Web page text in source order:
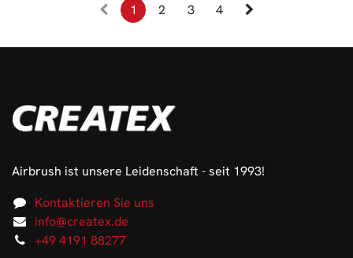
1 2 3 4
Airbrush ist unsere Leidenschaft - seit 1993!
Kontaktieren Sie uns
info@createx.de
+49 4191 88277